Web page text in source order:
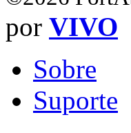
por VIVO
Sobre
Suporte